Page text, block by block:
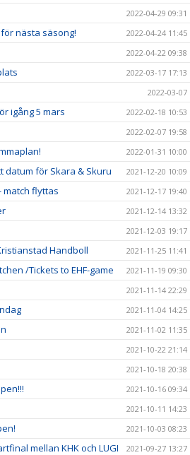
2022-04-29 09:31
nästa säsong! 2022-04-24 11:45
2022-04-22 09:38
2022-03-17 17:13
2022-03-07
igång 5 mars 2022-02-18 10:53
2022-02-07 19:58
2022-01-31 10:00
datum för Skara & Skuru 2021-12-20 10:09
match flyttas 2021-12-17 19:40
2021-12-14 13:32
2021-12-03 19:17
Handboll 2021-11-25 11:41
/Tickets to EHF-game 2021-11-19 09:30
2021-11-14 22:29
2021-11-04 14:25
2021-11-02 11:35
2021-10-22 21:14
2021-10-18 20:38
2021-10-16 09:34
2021-10-11 14:23
2021-10-03 08:23
mellan KHK och LUGI 2021-09-27 13:27